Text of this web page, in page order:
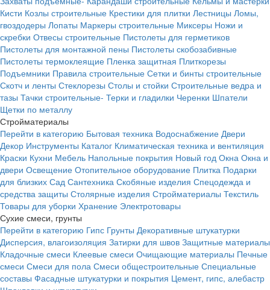
Кисти Козлы строительные Крестики для плитки Лестницы Ломы,
гвоздодеры Лопаты Маркеры строительные Миксеры Ножи и
скребки Отвесы строительные Пистолеты для герметиков
Пистолеты для монтажной пены Пистолеты скобозабивные
Пистолеты термоклеящие Пленка защитная Плиткорезы
Подъемники Правила строительные Сетки и бинты строительные
Скотч и ленты Стеклорезы Столы и стойки Строительные ведра и
тазы Тачки строительные- Терки и гладилки Черенки Шпатели
Щетки по металлу
Стройматериалы
Перейти в категорию Бытовая техника Водоснабжение Двери
Декор Инструменты Каталог Климатическая техника и вентиляция
Краски Кухни Мебель Напольные покрытия Новый год Окна Окна и
двери Освещение Отопительное оборудование Плитка Подарки
для близких Сад Сантехника Скобяные изделия Спецодежда и
средства защиты Столярные изделия Стройматериалы Текстиль
Товары для уборки Хранение Электротовары
Сухие смеси, грунты
Перейти в категорию Гипс Грунты Декоративные штукатурки
Дисперсия, влагоизоляция Затирки для швов Защитные материалы
Кладочные смеси Клеевые смеси Очищающие материалы Печные
смеси Смеси для пола Смеси общестроительные Специальные
составы Фасадные штукатурки и покрытия Цемент, гипс, алебастр